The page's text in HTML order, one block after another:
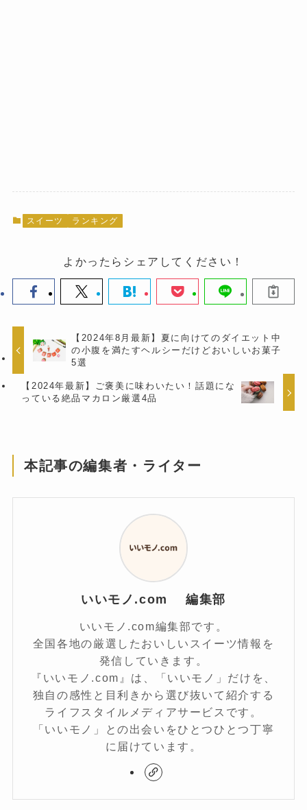
スイーツ ランキング
よかったらシェアしてください！
【2024年8月最新】夏に向けてのダイエット中
の小腹を満たすヘルシーだけどおいしいお菓子
5選
【2024年最新】ご褒美に味わいたい！話題にな
っている絶品マカロン厳選4品
本記事の編集者・ライター
いいモノ.com 編集部
いいモノ.com編集部です。
全国各地の厳選したおいしいスイーツ情報を
発信していきます。
『いいモノ.com』は、「いいモノ」だけを、
独自の感性と目利きから選び抜いて紹介する
ライフスタイルメディアサービスです。
「いいモノ」との出会いをひとつひとつ丁寧
に届けています。